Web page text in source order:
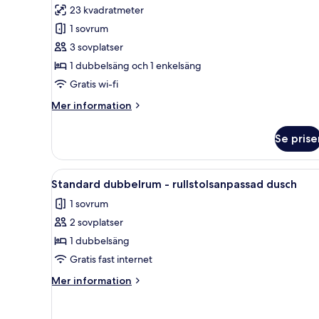
för
Standard
trippelrum
23 kvadratmeter
1 sovrum
3 sovplatser
1 dubbelsäng och 1 enkelsäng
Gratis wi-fi
Mer information
Mer
trippelrum
Se
Öppna
alla
foton
för
Standard
dubbelrum
-
rullstolsanpassad
Standard dubbelrum -
6
Standard dubbelrum - rullstolsanpassad dusch
1 sovrum
2 sovplatser
1 dubbelsäng
Gratis fast internet
Mer information
Mer